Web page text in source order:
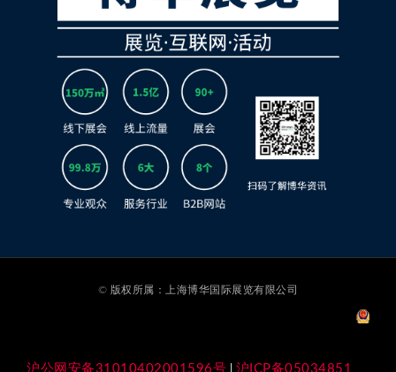
© 版权所属：上海博华国际展览有限公司
沪公网安备31010402001596号 沪ICP备05034851